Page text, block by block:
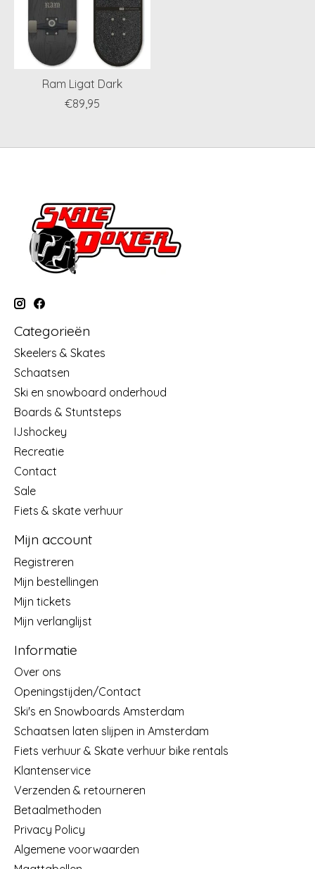
Ram Ligat Dark
€89,95
Categorieën
Skeelers & Skates
Schaatsen
Ski en snowboard onderhoud
Boards & Stuntsteps
IJshockey
Recreatie
Contact
Sale
Fiets & skate verhuur
Mijn account
Registreren
Mijn bestellingen
Mijn tickets
Mijn verlanglijst
Informatie
Over ons
Openingstijden/Contact
Ski's en Snowboards Amsterdam
Schaatsen laten slijpen in Amsterdam
Fiets verhuur & Skate verhuur bike rentals
Klantenservice
Verzenden & retourneren
Betaalmethoden
Privacy Policy
Algemene voorwaarden